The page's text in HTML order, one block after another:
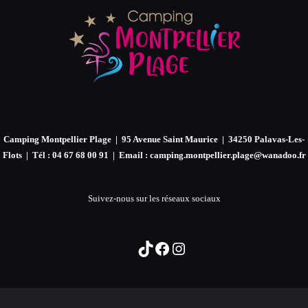
Camping Montpellier Plage | 95 Avenue Saint Maurice | 34250 Palavas-Les-
Flots | Tél : 04 67 68 00 91 | Email : camping.montpellier.plage@wanadoo.fr
Suivez-nous sur les réseaux sociaux
TikTok
Facebook
Instagram